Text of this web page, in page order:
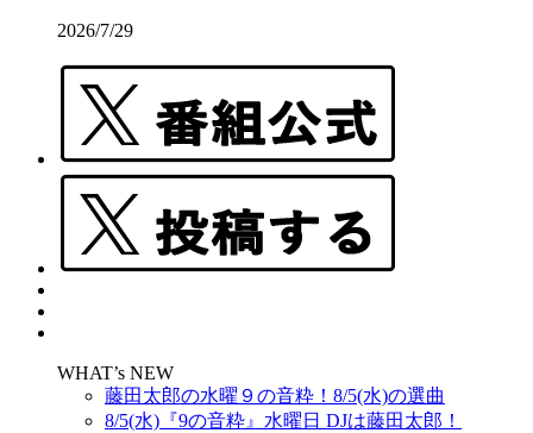
2026/7/29
WHAT’s NEW
藤田太郎の水曜９の音粋！8/5(水)の選曲
8/5(水)『9の音粋』水曜日 DJは藤田太郎！